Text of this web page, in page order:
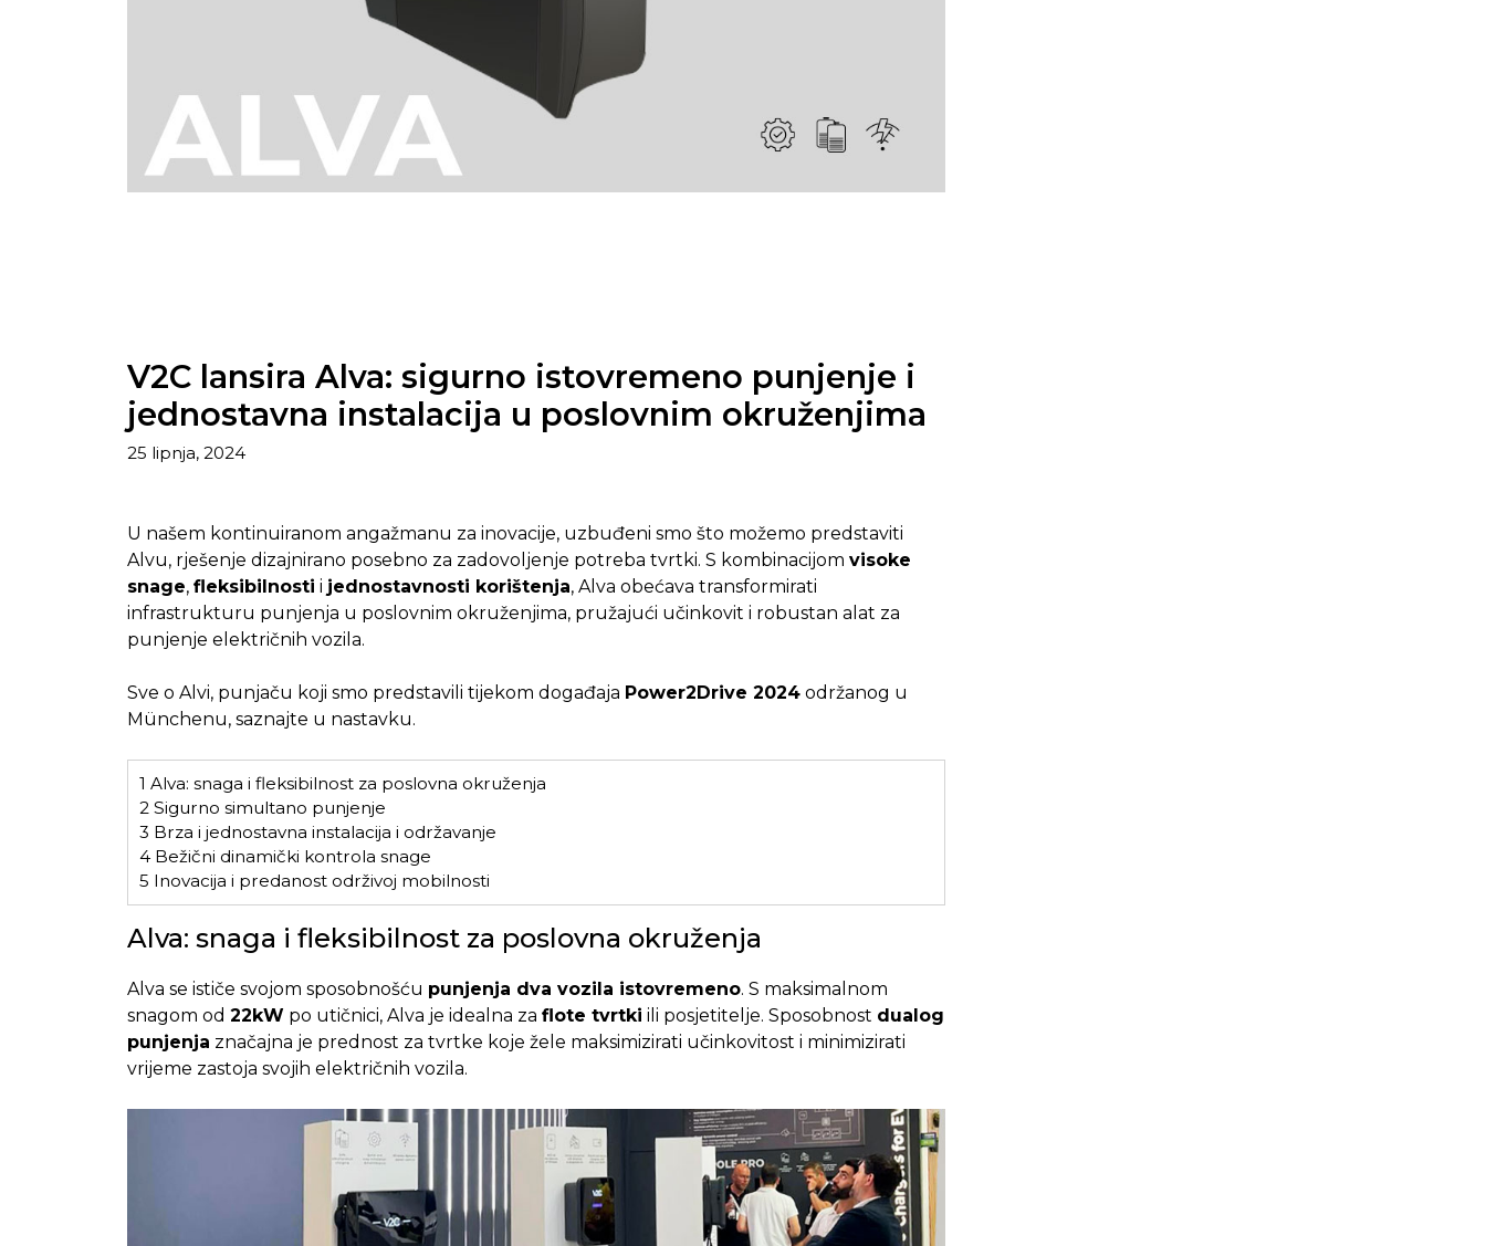
V2C lansira Alva: sigurno istovremeno punjenje i
jednostavna instalacija u poslovnim okruženjima
25 lipnja, 2024
U našem kontinuiranom angažmanu za inovacije, uzbuđeni smo što možemo predstaviti
Alvu, rješenje dizajnirano posebno za zadovoljenje potreba tvrtki. S kombinacijom visoke
snage, fleksibilnosti i jednostavnosti korištenja, Alva obećava transformirati
infrastrukturu punjenja u poslovnim okruženjima, pružajući učinkovit i robustan alat za
punjenje električnih vozila.
Sve o Alvi, punjaču koji smo predstavili tijekom događaja Power2Drive 2024održanog u
Münchenu, saznajte u nastavku.
1 Alva: snaga i fleksibilnost za poslovna okruženja
2Sigurno simultano punjenje
3 Brza i jednostavna instalacija i održavanje
4Bežični dinamički kontrola snage
5 Inovacija i predanost održivoj mobilnosti
Alva: snaga i fleksibilnost za poslovna okruženja
Alva se ističe svojom sposobnošću punjenja dva vozila istovremeno. S maksimalnom
snagom od 22kWpo utičnici, Alva je idealna za flote tvrtki ili posjetitelje. Sposobnost dualog
punjenja značajna je prednost za tvrtke koje žele maksimizirati učinkovitost i minimizirati
vrijeme zastoja svojih električnih vozila.